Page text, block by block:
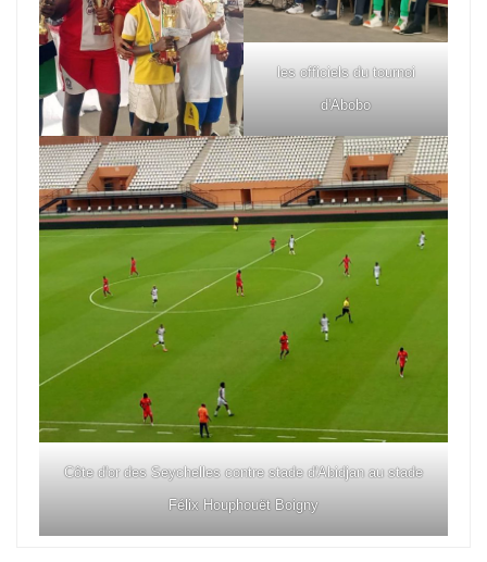
les officiels du tournoi
d'Abobo
Côte d'or des Seychelles contre stade d'Abidjan au stade
Félix Houphouët Boigny